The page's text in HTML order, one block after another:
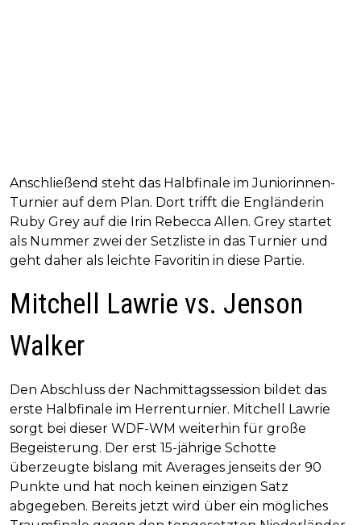
Anschließend steht das Halbfinale im Juniorinnen-
Turnier auf dem Plan. Dort trifft die Engländerin
Ruby Grey auf die Irin Rebecca Allen. Grey startet
als Nummer zwei der Setzliste in das Turnier und
geht daher als leichte Favoritin in diese Partie.
Mitchell Lawrie vs. Jenson
Walker
Den Abschluss der Nachmittagssession bildet das
erste Halbfinale im Herrenturnier. Mitchell Lawrie
sorgt bei dieser WDF-WM weiterhin für große
Begeisterung. Der erst 15-jährige Schotte
überzeugte bislang mit Averages jenseits der 90
Punkte und hat noch keinen einzigen Satz
abgegeben. Bereits jetzt wird über ein mögliches